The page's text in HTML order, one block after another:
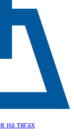
на тягах